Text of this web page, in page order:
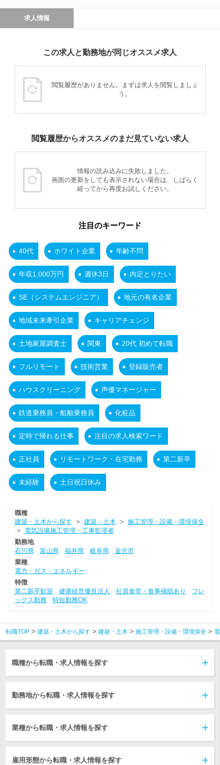
求人情報
この求人と勤務地が同じオススメ求人
閲覧履歴がありません。まずは求人を閲覧しましょ
う。
閲覧履歴からオススメのまだ見ていない求人
情報の読み込みに失敗しました。
画面の更新をしても表示されない場合は、しばらく
経ってから再度お試しください。
注目のキーワード
40代 ホワイト企業 年齢不問
年収1,000万円 週休3日 内定とりたい
SE（システムエンジニア） 地元の有名企業
地域未来牽引企業 キャリアチェンジ
土地家屋調査士 関東 20代 初めて転職
フルリモート 技術営業 登録販売者
ハウスクリーニング 声優マネージャー
鉄道乗務員・船舶乗務員 化粧品
定時で帰れる仕事 注目の求人検索ワード
正社員 リモートワーク・在宅勤務 第二新卒
未経験 土日祝日休み
職種
建築・土木から探す > 建築・土木 > 施工管理・設備・環境保全
> 電気設備施工管理・工事監理者
勤務地
石川県
富山県 福井県 岐阜県
金沢市
業種
電力・ガス・エネルギー
特徴
第二新卒歓迎
健康経営優良法人 社員食堂・食事補助あり
フレ
ックス勤務
時短勤務OK
転職TOP 建築・土木から探す 建築・土木 施工管理・設備・環境保全
職種から転職・求人情報を探す
勤務地から転職・求人情報を探す
業種から転職・求人情報を探す
雇用形態から転職・求人情報を探す